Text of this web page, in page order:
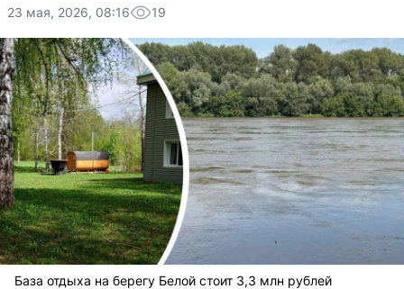
23 мая, 2026, 08:16 19
База отдыха на берегу Белой стоит 3,3 млн рублей